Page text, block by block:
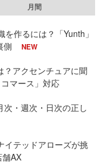
月間
作るには？「Yunth」
側
NEW
？アクセンチュアに聞
マース」対応
次・週次・日次の正し
イテッドアローズが挑
舗AX